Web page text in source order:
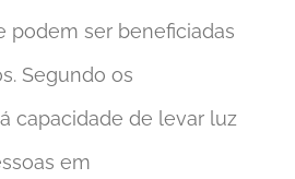
podem ser beneficiadas
Segundo os
capacidade de levar luz
em